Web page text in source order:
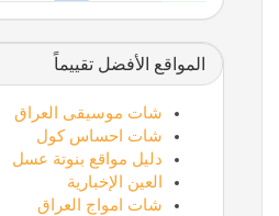
المواقع الأفضل تقييماً
شات موسيقى العراق
شات احساس كول
دليل مواقع بنوتة عسل
العين الإخبارية
شات امواج العراق